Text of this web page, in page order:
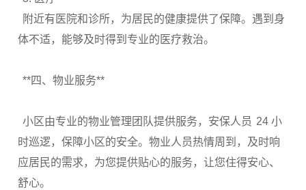
附近有医院和诊所，为居民的健康提供了保障。遇到身
体不适，能够及时得到专业的医疗救治。
**四、物业服务**
小区由专业的物业管理团队提供服务，安保人员 24 小
时巡逻，保障小区的安全。物业人员热情周到，及时响
应居民的需求，为您提供贴心的服务，让您住得安心、
舒心。